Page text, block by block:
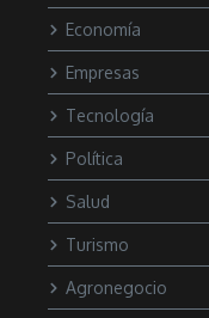
Economía
Empresas
Tecnología
Política
Salud
Turismo
Agronegocio